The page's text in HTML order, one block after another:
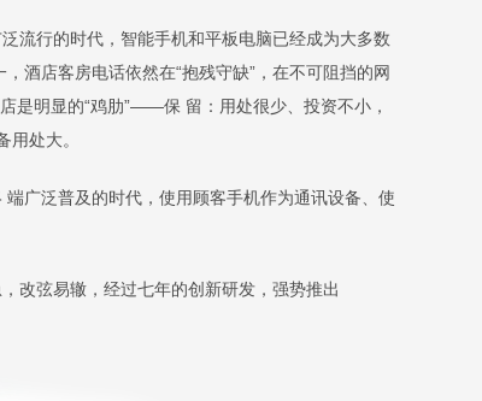
流行的时代，智能手机和平板电脑已经成为大多数
酒店客房电话依然在“抱残守缺”，在不可阻挡的网
是明显的“鸡肋”——保 留：用处很少、投资不小，
处大。
广泛普及的时代，使用顾客手机作为通讯设备、使
改弦易辙，经过七年的创新研发，强势推出